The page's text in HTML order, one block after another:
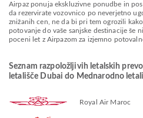
Airpaz ponuja ekskluzivne ponudbe in
da rezervirate vozovnico po neverjetno
znižanih cen, ne da bi pri tem ogrozili
potovanje do vaše sanjske destinacije še
poceni let z Airpazom za izjemno
Seznam razpoložljivih letalskih
letališče Dubai do Mednarodno
Royal Air Maroc